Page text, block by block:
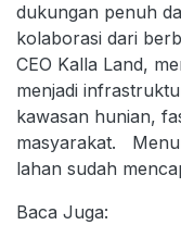
dukungan penuh
kolaborasi dari
CEO Kalla Land,
menjadi
kawasan hunian,
masyarakat.
lahan sudah
Baca Juga: